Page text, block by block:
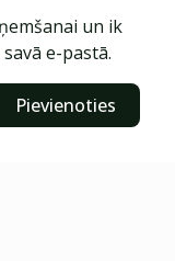
un ik
e-pastā.
Pievienoties